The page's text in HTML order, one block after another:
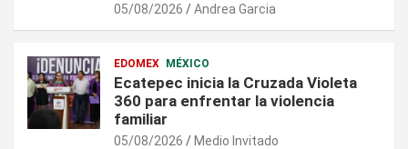
05/08/2026 Andrea Garcia
EDOMEX MÉXICO
Ecatepec inicia la Cruzada Violeta
360 para enfrentar la violencia
familiar
05/08/2026 Medio Invitado